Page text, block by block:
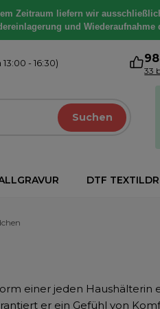
Zeitraum liefern wir
und
- 16:30)
33
Suchen
DTF
einer jeden
er ein Gefühl von